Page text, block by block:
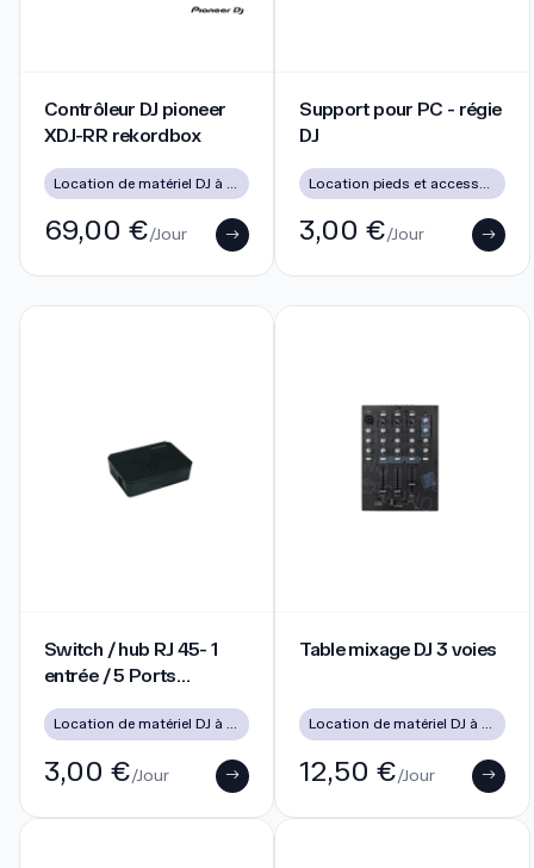
Contrôleur DJ pioneer
XDJ-RR rekordbox
Location de matériel DJ à Lyon pour soirées, mariages et événements
69,00 €/Jour
Support pour PC - régie
DJ
Location pieds et accessoires
3,00 €/Jour
Switch / hub RJ 45- 1
entrée / 5 Ports
Location de matériel DJ à Lyon pour soirées, mariages et événements
3,00 €/Jour
Table mixage DJ 3 voies
Location de matériel DJ à Lyon pour soirées, mariages et événements
12,50 €/Jour